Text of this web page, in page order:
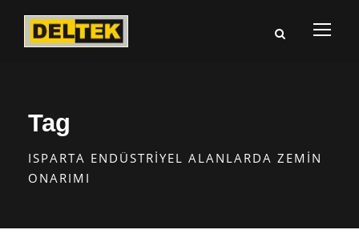
Tag
ISPARTA ENDÜSTRIYEL ALANLARDA ZEMIN
ONARIMI